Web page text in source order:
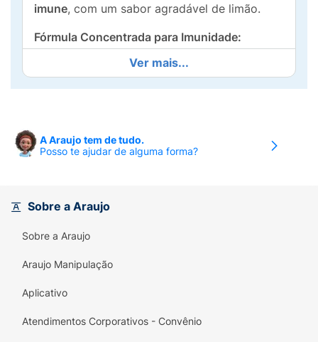
imune, com um sabor agradável de limão.
Fórmula Concentrada para Imunidade:
Complexo Imunológico:Fórmula potente
Ação Essencial:A combinação auxilia no
para ser misturado em água gelada e
consumido como um
Sabor Refrescante:
Ver mais...
A Araujo tem de tudo.
Posso te ajudar de alguma forma?
Sobre a Araujo
Sobre a Araujo
Araujo Manipulação
Aplicativo
Atendimentos Corporativos - Convênio